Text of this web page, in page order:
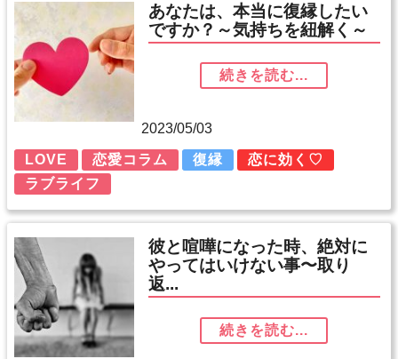
あなたは、本当に復縁したい
ですか？～気持ちを紐解く～
続きを読む...
2023/05/03
LOVE 恋愛コラム 復縁
恋に効く♡
ラブライフ
彼と喧嘩になった時、絶対に
やってはいけない事〜取り
返...
続きを読む...